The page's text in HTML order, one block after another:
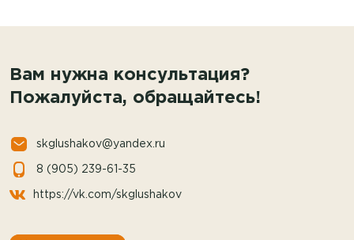
Вам нужна консультация?
Пожалуйста, обращайтесь!
skglushakov@yandex.ru
8 (905) 239-61-35
https://vk.com/skglushakov